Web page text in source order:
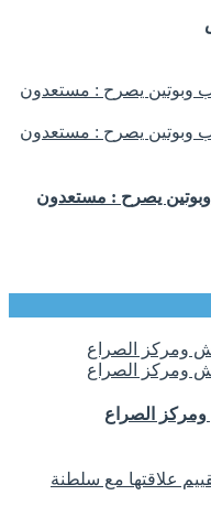
وبوتين يصرح : مستعدون
ومركز الصراع